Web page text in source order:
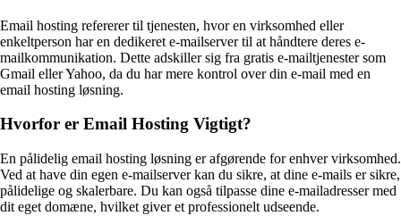
Email hosting refererer til tjenesten, hvor en virksomhed eller
enkeltperson har en dedikeret e-mailserver til at håndtere deres e-
mailkommunikation. Dette adskiller sig fra gratis e-mailtjenester som
Gmail eller Yahoo, da du har mere kontrol over din e-mail med en
email hosting løsning.
Hvorfor er Email Hosting Vigtigt?
En pålidelig email hosting løsning er afgørende for enhver virksomhed.
Ved at have din egen e-mailserver kan du sikre, at dine e-mails er sikre,
pålidelige og skalerbare. Du kan også tilpasse dine e-mailadresser med
dit eget domæne, hvilket giver et professionelt udseende.